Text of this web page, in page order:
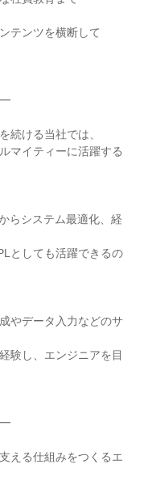
テンツを横断して
続ける当社では、
マイティーに活躍する
らシステム最適化、経
としても活躍できるの
やデータ入力などのサ
験し、エンジニアを目
える仕組みをつくるエ